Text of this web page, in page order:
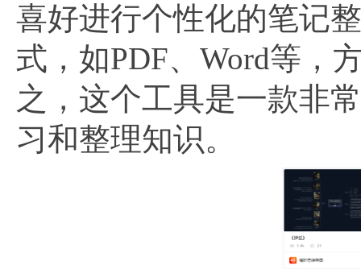
喜好进行个性化的笔记
式，如PDF、Word等，
之，这个工具是一款非
习和整理知识。